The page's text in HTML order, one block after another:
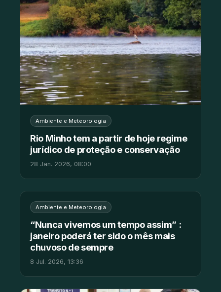
Ambiente e Meteorologia
Rio Minho tem a partir de hoje regime
jurídico de proteção e conservação
28 Jan. 2026, 08:00
Ambiente e Meteorologia
“Nunca vivemos um tempo assim” :
janeiro poderá ter sido o mês mais
chuvoso de sempre
8 Jul. 2026, 13:36